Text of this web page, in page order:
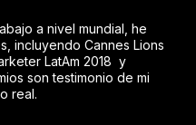
a nivel mundial, he
incluyendo Cannes Lions
LatAm 2018 y
son testimonio de mi
real.